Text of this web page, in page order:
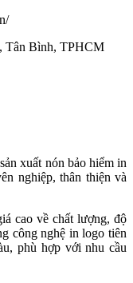
Tân Bình, TPHCM
xuất nón bảo hiểm in
nghiệp, thân thiện và
cao về chất lượng, độ
công nghệ in logo tiên
phù hợp với nhu cầu